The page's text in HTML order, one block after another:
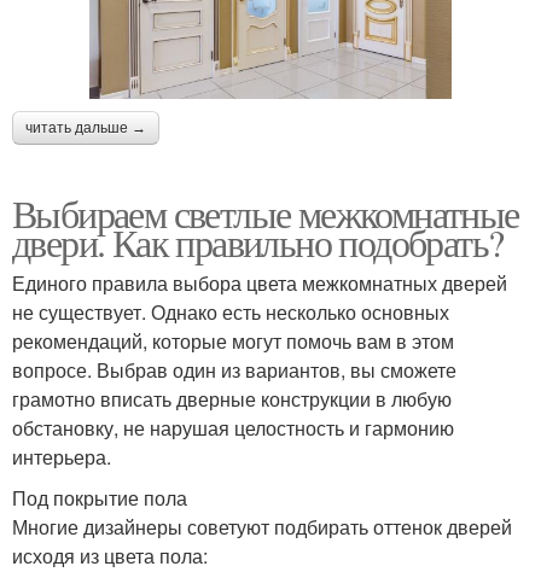
читать дальше →
Выбираем светлые межкомнатные
двери. Как правильно подобрать?
Единого правила выбора цвета межкомнатных дверей
не существует. Однако есть несколько основных
рекомендаций, которые могут помочь вам в этом
вопросе. Выбрав один из вариантов, вы сможете
грамотно вписать дверные конструкции в любую
обстановку, не нарушая целостность и гармонию
интерьера.
Под покрытие пола
Многие дизайнеры советуют подбирать оттенок дверей
исходя из цвета пола: